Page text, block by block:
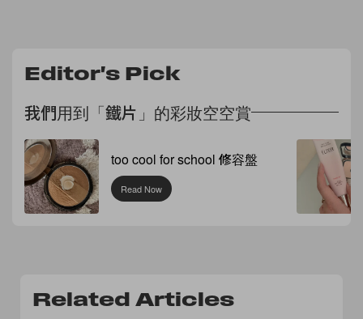
Editor's Pick
我們用到「鐵片」的彩妝空空賞
too cool for school 修容盤
Read Now
Related Articles